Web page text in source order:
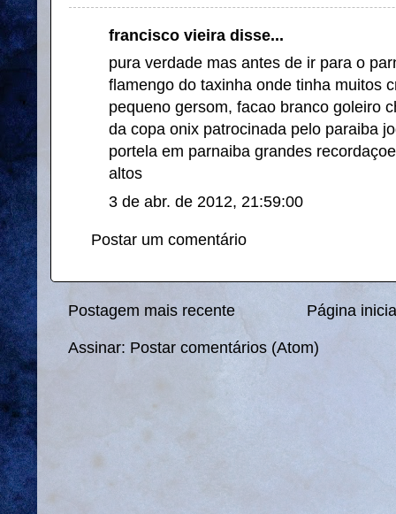
francisco vieira disse...
pura verdade mas antes de ir para o
flamengo do taxinha onde tinha muitos
pequeno gersom, facao branco goleiro
da copa onix patrocinada pelo paraiba
portela em parnaiba grandes
altos
3 de abr. de 2012, 21:59:00
Postar um comentário
Postagem mais recente Página
Assinar: Postar comentários (Atom)